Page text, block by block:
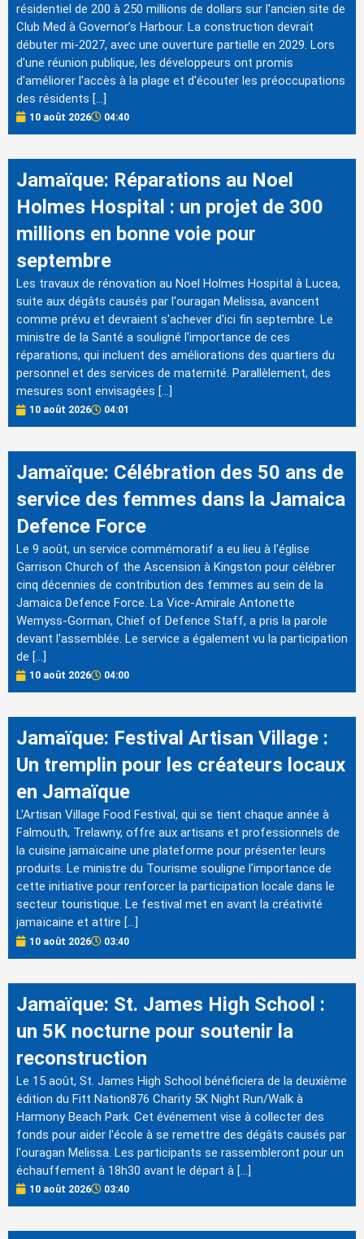
résidentiel de 200 à 250 millions de dollars sur l'ancien site de
Club Med à Governor’s Harbour. La construction devrait
débuter mi-2027, avec une ouverture partielle en 2029. Lors
d'une réunion publique, les développeurs ont promis
d'améliorer l'accès à la plage et d'écouter les préoccupations
des résidents […]
10 août 2026 04:40
Jamaïque: Réparations au Noel
Holmes Hospital : un projet de 300
millions en bonne voie pour
septembre
Les travaux de rénovation au Noel Holmes Hospital à Lucea,
suite aux dégâts causés par l'ouragan Melissa, avancent
comme prévu et devraient s'achever d'ici fin septembre. Le
ministre de la Santé a souligné l'importance de ces
réparations, qui incluent des améliorations des quartiers du
personnel et des services de maternité. Parallèlement, des
mesures sont envisagées […]
10 août 2026 04:01
Jamaïque: Célébration des 50 ans de
service des femmes dans la Jamaica
Defence Force
Le 9 août, un service commémoratif a eu lieu à l'église
Garrison Church of the Ascension à Kingston pour célébrer
cinq décennies de contribution des femmes au sein de la
Jamaica Defence Force. La Vice-Amirale Antonette
Wemyss-Gorman, Chief of Defence Staff, a pris la parole
devant l'assemblée. Le service a également vu la participation
de […]
10 août 2026 04:00
Jamaïque: Festival Artisan Village :
Un tremplin pour les créateurs locaux
en Jamaïque
L'Artisan Village Food Festival, qui se tient chaque année à
Falmouth, Trelawny, offre aux artisans et professionnels de
la cuisine jamaïcaine une plateforme pour présenter leurs
produits. Le ministre du Tourisme souligne l'importance de
cette initiative pour renforcer la participation locale dans le
secteur touristique. Le festival met en avant la créativité
jamaïcaine et attire […]
10 août 2026 03:40
Jamaïque: St. James High School :
un 5K nocturne pour soutenir la
reconstruction
Le 15 août, St. James High School bénéficiera de la deuxième
édition du Fitt Nation876 Charity 5K Night Run/Walk à
Harmony Beach Park. Cet événement vise à collecter des
fonds pour aider l'école à se remettre des dégâts causés par
l'ouragan Melissa. Les participants se rassembleront pour un
échauffement à 18h30 avant le départ à […]
10 août 2026 03:40